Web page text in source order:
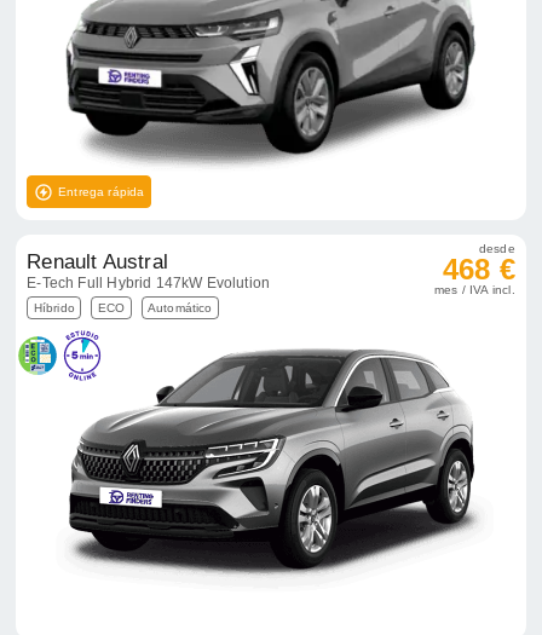
Entrega rápida
Renault Austral
E-Tech Full Hybrid 147kW Evolution
Híbrido ECO Automático
desde
468 €
mes / IVA incl.